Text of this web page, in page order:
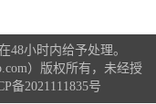
48小时内给予处理。
）版权所有，未经授
备2021111835号